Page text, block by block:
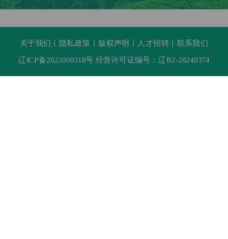
关于我们 隐私政策 版权声明 人才招聘 联系我们
辽ICP备2023008318号 经营许可证编号：辽B2-20240374